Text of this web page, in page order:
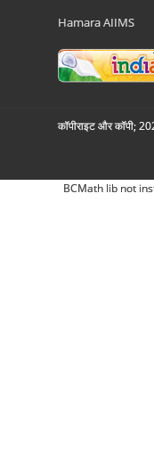
Hamara AIIMS
कॉपीराइट और कॉपी;
BCMath lib not